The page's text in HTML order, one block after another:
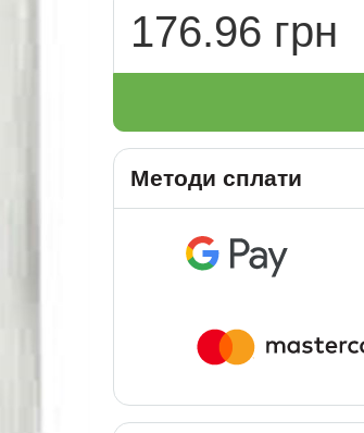
176.96 грн
Методи сплати